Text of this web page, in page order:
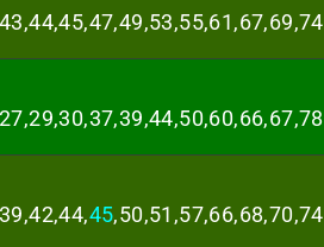
44,45,47,49,53,55,61,67,69,74
29,30,37,39,44,50,60,66,67,78
42,44,45,50,51,57,66,68,70,74